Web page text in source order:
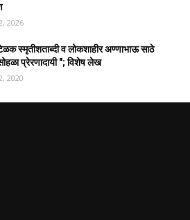
2026
स्मृतीशताब्दी व लोकशाहीर अण्णाभाऊ साठे
प्रेरणादायी "; विशेष लेख
2020